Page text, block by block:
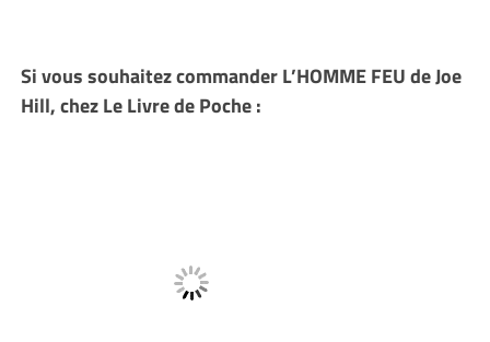
Si vous souhaitez commander L’HOMME FEU de Joe
Hill, chez Le Livre de Poche :